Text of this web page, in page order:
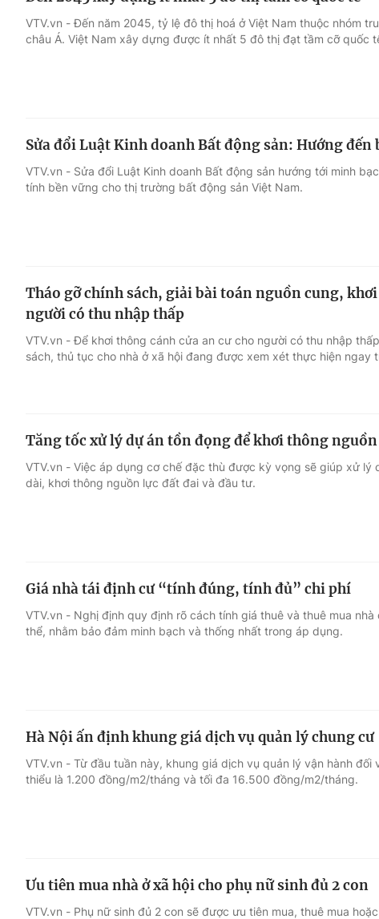
VTV.vn - Đến năm 2045, tỷ lệ đô thị hoá ở Việt Nam thuộc nhóm
châu Á. Việt Nam xây dựng được ít nhất 5 đô thị đạt tầm cỡ quốc
Sửa đổi Luật Kinh doanh Bất động sản: Hướng đến
VTV.vn - Sửa đổi Luật Kinh doanh Bất động sản hướng tới minh
tính bền vững cho thị trường bất động sản Việt Nam.
Tháo gỡ chính sách, giải bài toán nguồn cung,
người có thu nhập thấp
VTV.vn - Để khơi thông cánh cửa an cư cho người có thu nhập
sách, thủ tục cho nhà ở xã hội đang được xem xét thực hiện ngay
Tăng tốc xử lý dự án tồn đọng để khơi thông
VTV.vn - Việc áp dụng cơ chế đặc thù được kỳ vọng sẽ giúp xử
dài, khơi thông nguồn lực đất đai và đầu tư.
Giá nhà tái định cư “tính đúng, tính đủ” chi phí
VTV.vn - Nghị định quy định rõ cách tính giá thuê và thuê mua
thể, nhằm bảo đảm minh bạch và thống nhất trong áp dụng.
Hà Nội ấn định khung giá dịch vụ quản lý chung cư
VTV.vn - Từ đầu tuần này, khung giá dịch vụ quản lý vận hành
thiểu là 1.200 đồng/m2/tháng và tối đa 16.500 đồng/m2/tháng.
Ưu tiên mua nhà ở xã hội cho phụ nữ sinh đủ 2 con
VTV.vn - Phụ nữ sinh đủ 2 con sẽ được ưu tiên mua, thuê mua